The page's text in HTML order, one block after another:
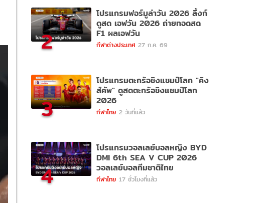
2
โปรแกรมฟอร์มูล่าวัน 2026 ลิ้งก์
ดูสด เอฟวัน 2026 ถ่ายทอดสด
F1 ผลเอฟวัน
กีฬาต่างประเทศ 27 ก.ค. 69
3
โปรแกรมตะกร้อชิงแชมป์โลก "คิง
ส์คัพ" ดูสดตะกร้อชิงแชมป์โลก
2026
กีฬาไทย 2 วันที่แล้ว
4
โปรแกรมวอลเลย์บอลหญิง BYD
DMI 6th SEA V CUP 2026
วอลเลย์บอลทีมชาติไทย
กีฬาไทย 17 ชั่วโมงที่แล้ว